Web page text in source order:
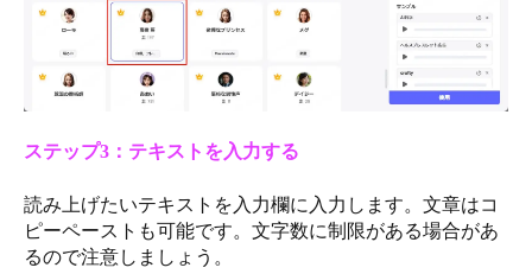
ステップ3：テキストを入力する
読み上げたいテキストを入力欄に入力します。文章はコ
ピーペーストも可能です。文字数に制限がある場合があ
るので注意しましょう。